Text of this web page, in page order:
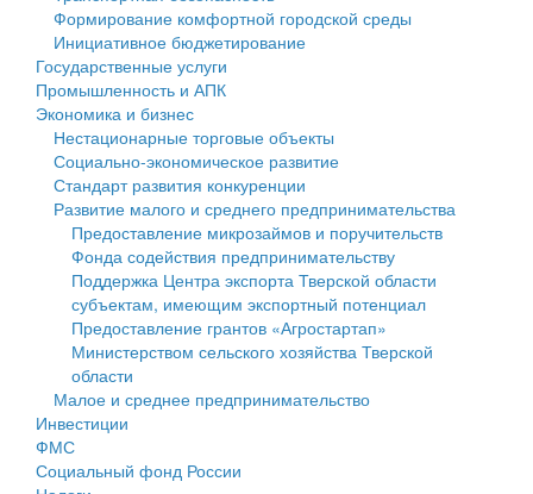
Государственные услуги
Промышленность и АПК
Экономика и бизнес
Символика
Устав
Гостям округа
Туризм
Культура
Образование
Здравоохранение
Социальная защита
Фотоальбом
муниципального округа Тверской области
Администрация Кашинского муниципального округа
Тверской области
Управление сельскими территориями
Открытые данные
Работа с обращениями граждан
Муниципальный контроль
Муниципальные услуги
Проекты административных регламентов
Антимонопольный комплаенс
Финансовое управление
Бюджет для граждан
Имущество
Выявление правообладателей ранее учтенных
объектов недвижимости
Имущественная поддержка субъектов малого и
среднего предпринимательства
Информационная поддержка субъектов малого и
среднего предпринимательства
Муниципальные программы
Формирование комфортной городской среды
Инициативное бюджетирование
Государственные услуги
Промышленность и АПК
Экономика и бизнес
Нестационарные торговые объекты
Социально-экономическое развитие
Стандарт развития конкуренции
Развитие малого и среднего предпринимательства
Предоставление микрозаймов и поручительств
Фонда содействия предпринимательству
Поддержка Центра экспорта Тверской области
субъектам, имеющим экспортный потенциал
Предоставление грантов «Агростартап»
Министерством сельского хозяйства Тверской
области
Малое и среднее предпринимательство
Инвестиции
ФМС
Социальный фонд России